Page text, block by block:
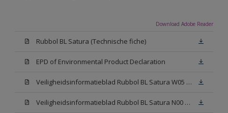
Download Adobe Reader
Rubbol BL Satura (Technische fiche)
EPD of Environmental Product Declaration
Veiligheidsinformatieblad Rubbol BL Satura W05 (SDS)
Veiligheidsinformatieblad Rubbol BL Satura N00 (SDS)